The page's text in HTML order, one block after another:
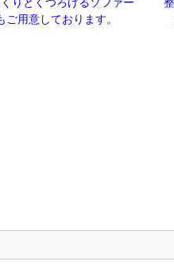
ご用意しております。